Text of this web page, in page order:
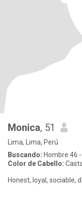
Monica, 51
Lima, Lima, Perú
Buscando: Hombre 46
Color de Cabello:
Honest, loyal, sociable,